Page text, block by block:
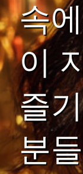
속
이
즐
분